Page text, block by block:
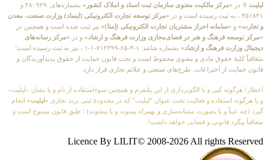
لیلیت ® در «مرکز مالکیت معنوی سازمان ثبت اسناد و املاک کشور»
بشماره‌های: ۲۸۰۹۲۹ و
۴۵۱۸۴۱ ، به ثبت رسیده است و در
«مرکز توسعه تجارت الکترونیکی (اینماد) وزارت صنعت، معدن
و تجارت» و «سامانه احراز مشتریان تجارت الکترونیکی (اِمتا)» نیز ثبت شده است و همچنین در
«مرکز توسعه فرهنگ و هنر در فضای‌مجازی وزارت فرهنگ و ارشاد» و در «مرکز رسانه‌های
دیجیتال وزارت فرهنگ و ارشاد»
بشماره شامَد: ۱-۳-۶۵-۷۱۲۳۹۹-۱-۱ ، نیز به ثبت رسیده است؛
متعاقباً کلیهٔ حقوق مادی و معنوی محفوظ است و تحت قانون حمایت از حقوق پدیدآورندگان و
قانون حمایت از اختراعات، طرح‌های صنعتی و علائم تجاری قرار دارد.
اخطار! هرگونه کپی و یا الگوبرداری از این پلتفرم و همچنین سوءاستفاده از نام و یا نشان «لیلیت»
و یا هرگونه استفاده و فعالیت تحت عنوان “لیلیت” که در محدودهٔ ثبتی برند تجاری «لیلیت» انجام
گیرد (چه عیناً و یا بصورت مشابه‌سازی و بهمراه پسوند و یا پیشوند) ؛ طبق قانون ممنوع است و
متعاقباً پیگرد قانونی و قضایی خواهد داشت!
Licence By LILIT© 2008-2026 All rights Reserved